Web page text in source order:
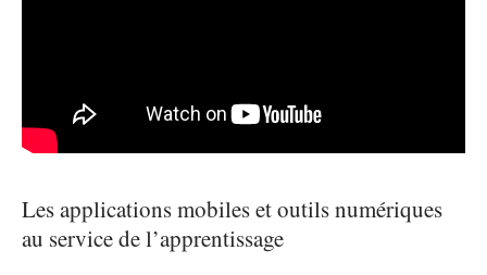
Les applications mobiles et outils numériques
au service de l’apprentissage